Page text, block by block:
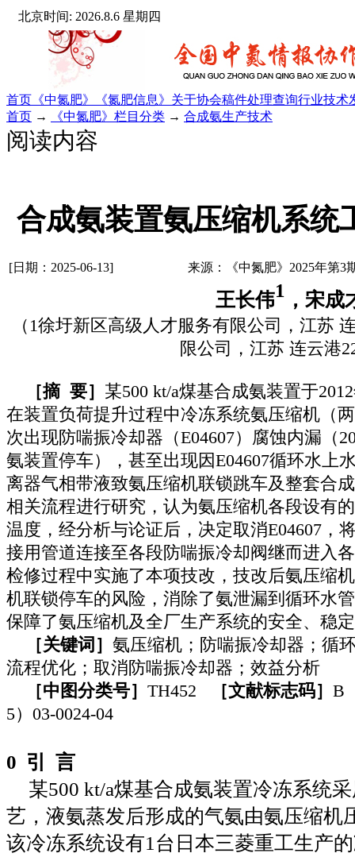
北京时间: 2026.8.6 星期四
首页 《中氮肥》 《氮肥信息》 关于协会稿件处理查询行业技术
首页 → 《中氮肥》栏目分类 → 合成氨生产技术
阅读内容
合成氨装置氨压缩机系统
[日期：2025-06-13] 来源：《中氮肥》2025年第3
王长伟1 ，宋成
（ 1徐圩新区高级人才服务有限公司，江苏
限公司，江苏 连云港
［摘 要］ 某500 kt/a煤基合成氨装置于2012
在装置负荷提升过程中冷冻系统氨压缩机（
次出现防喘振冷却器（E04607）腐蚀内漏（
氨装置停车），甚至出现因E04607循环水上
离器气相带液致氨压缩机联锁跳车及整套合
相关流程进行研究，认为氨压缩机各段设有
温度，经分析与论证后，决定取消E04607 ，
接用管道连接至各段防喘振冷却阀继而进入
检修过程中实施了本项技改，技改后氨压缩
机联锁停车的风险，消除了氨泄漏到循环水
保障了氨压缩机及全厂生产系统的安全、稳
［关键词］氨压缩机；防喘振冷却器；循
流程优化；取消防喘振冷却器；效益分析
［中图分类号］TH452 ［文献标志码］B
5） 03-0024-04
0 引
言
某500 kt/a煤基合成氨装置冷冻系统
艺，液氨蒸发后形成的气氨由氨压缩机
该冷冻系统设有1 台日本三菱重工生产